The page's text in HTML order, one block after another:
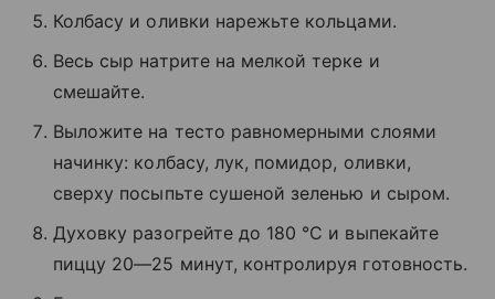
Колбасу и оливки нарежьте кольцами.
Весь сыр натрите на мелкой терке и
смешайте.
Выложите на тесто равномерными слоями
начинку: колбасу, лук, помидор, оливки,
сверху посыпьте сушеной зеленью и сыром.
Духовку разогрейте до 180 °C и выпекайте
пиццу 20—25 минут, контролируя готовность.